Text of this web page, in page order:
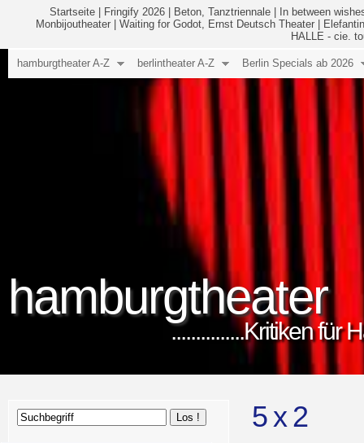
Startseite Fringify 2026 Beton, Tanztriennale
In between
Monbijoutheater
Waiting for Godot, Ernst Deutsch Theater
HALLE - cie.
hamburgtheater
...............Kritiken für
hamburgtheater A-Z berlintheater A-Z Berlin Specials ab 2026
5 x 2